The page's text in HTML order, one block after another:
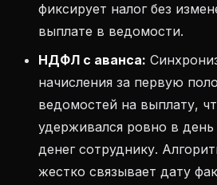
фиксирует налог без
выплате в ведомости.
НДФЛ с аванса:
начисления за первую
ведомостей на выплату,
удерживался ровно в день
денег сотруднику.
жестко связывает дату